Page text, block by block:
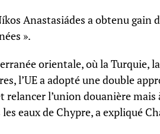
Anastasiádes a obtenu gain
».
orientale, où la Turquie,
l’UE a adopté une double
relancer l’union douanière
eaux de Chypre, a expliqué